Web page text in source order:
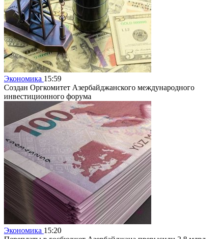
Экономика 15:59
Создан Оргкомитет Азербайджанского международного
инвестиционного форума
Экономика 15:20